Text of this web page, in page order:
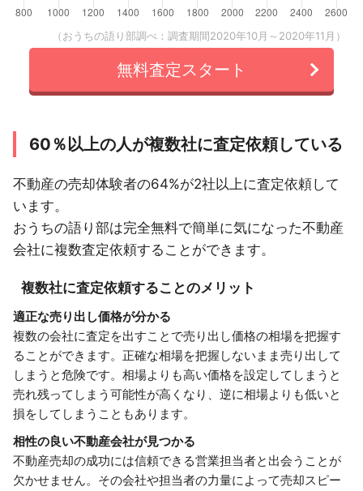
（おうちの語り部調べ：調査期間2020年10月～2020年11月）
無料査定スタート
60％以上の人が複数社に査定依頼している
不動産の売却体験者の64%が2社以上に査定依頼して
います。
おうちの語り部は完全無料で簡単に気になった不動産
会社に複数査定依頼することができます。
複数社に査定依頼することのメリット
適正な売り出し価格が分かる
複数の会社に査定を出すことで売り出し価格の相場を把握す
ることができます。正確な相場を把握しないまま売り出して
しまうと危険です。相場よりも高い価格を設定してしまうと
売れ残ってしまう可能性が高くなり、逆に相場よりも低いと
損をしてしまうこともあります。
相性の良い不動産会社が見つかる
不動産売却の成功には信頼できる営業担当者と出会うことが
欠かせません。その会社や担当者の力量によって売却スピー